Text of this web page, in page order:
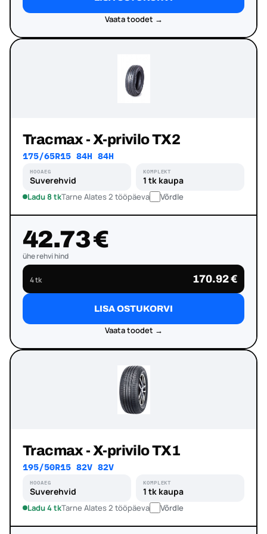
Vaata toodet →
Tracmax - X-privilo TX2
175/65R15 84H 84H
HOOAEG
Suverehvid
KOMPLEKT
1 tk kaupa
Ladu 8 tkTarne Alates 2 tööpäeva Võrdle
42.73 €
ühe rehvi hind
4 tk 170.92 €
LISA OSTUKORVI
Vaata toodet →
Tracmax - X-privilo TX1
195/50R15 82V 82V
HOOAEG
Suverehvid
KOMPLEKT
1 tk kaupa
Ladu 4 tkTarne Alates 2 tööpäeva Võrdle